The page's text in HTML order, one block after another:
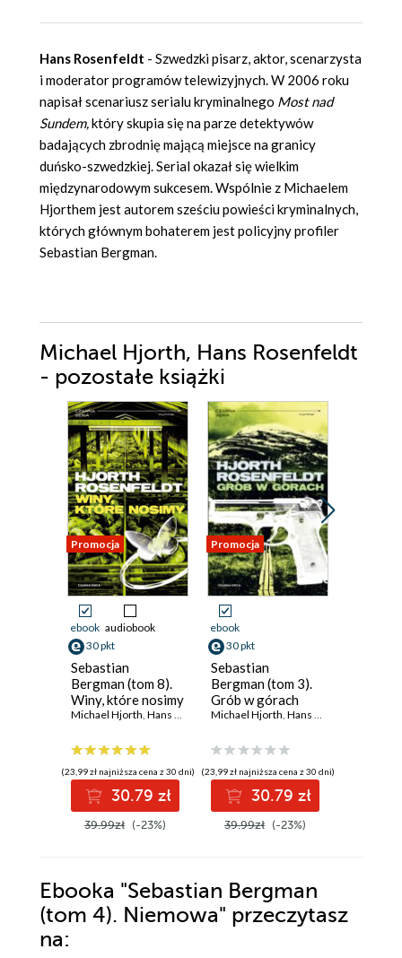
Hans Rosenfeldt - Szwedzki pisarz, aktor, scenarzysta
i moderator programów telewizyjnych. W 2006 roku
napisał scenariusz serialu kryminalnego Most nad
Sundem,który skupia się na parze detektywów
badających zbrodnię mającą miejsce na granicy
duńsko-szwedzkiej. Serial okazał się wielkim
międzynarodowym sukcesem. Wspólnie z Michaelem
Hjorthem jest autorem sześciu powieści kryminalnych,
których głównym bohaterem jest policyjny profiler
Sebastian Bergman.
Michael Hjorth, Hans Rosenfeldt
- pozostałe książki
Promocja
ebook audiobook
30 pkt
Sebastian
Bergman (tom 8).
Winy, które nosimy
Michael Hjorth, Hans Rosenfeldt
(23,99 zł najniższa cena z 30 dni)
30.79 zł
39.99zł (-23%)
Promocja
ebook
30 pkt
Sebastian
Bergman (tom 3).
Grób w górach
Michael Hjorth, Hans Rosenfeldt
(23,99 zł najniższa cena z 30 dni)
30.79 zł
39.99zł (-23%)
Ebooka "Sebastian Bergman
(tom 4). Niemowa" przeczytasz
na: